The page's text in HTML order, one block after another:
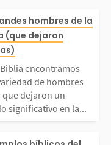
Biblia
una
fieles
un
hombres de la
(que dejaron
encontramos
de hombres
que dejaron un
significativo en la...